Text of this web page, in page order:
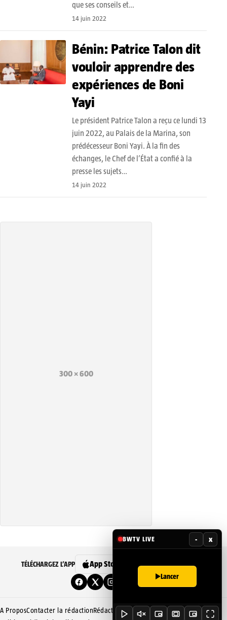
que ses conseils et…
14 juin 2022
Bénin: Patrice Talon dit
vouloir apprendre des
expériences de Boni
Yayi
Le président Patrice Talon a reçu ce lundi 13
juin 2022, au Palais de la Marina, son
prédécesseur Boni Yayi. À la fin des
échanges, le Chef de l’État a confié à la
presse les sujets…
14 juin 2022
300 × 600
TÉLÉCHARGEZ L’APP App Store Google Play
A ProposContacter la rédactionRédactionMentions légales
BWTV LIVE - x
Lancer